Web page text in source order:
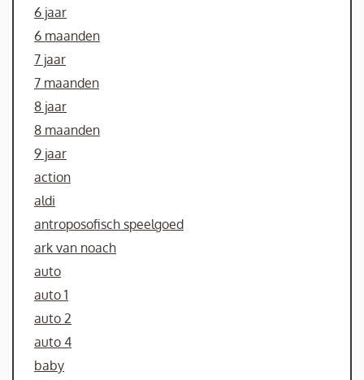
6 jaar
6 maanden
7 jaar
7 maanden
8 jaar
8 maanden
9 jaar
action
aldi
antroposofisch speelgoed
ark van noach
auto
auto 1
auto 2
auto 4
baby